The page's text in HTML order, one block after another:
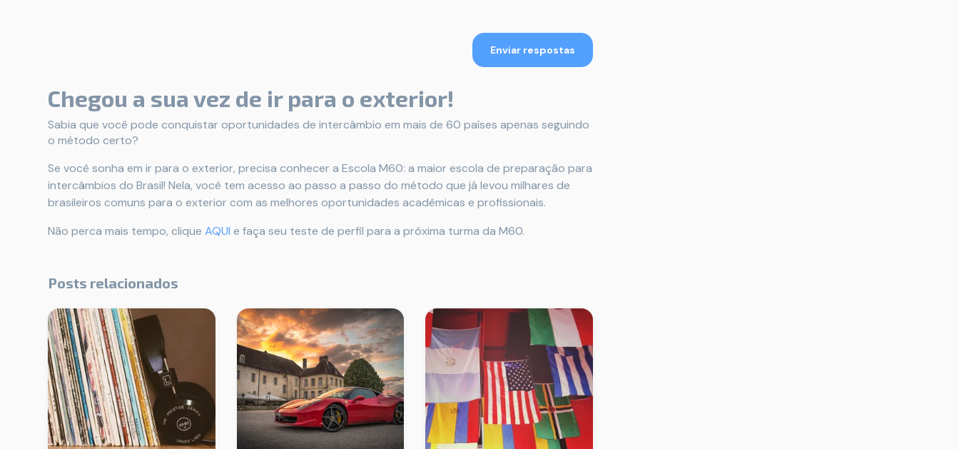
Enviar respostas
Chegou a sua vez de ir para o exterior!
Sabia que você pode conquistar oportunidades de intercâmbio em mais de 60 países apenas seguindo
o método certo?
Se você sonha em ir para o exterior, precisa conhecer a Escola M60: a maior escola de preparação para
intercâmbios do Brasil! Nela, você tem acesso ao passo a passo do método que já levou milhares de
brasileiros comuns para o exterior com as melhores oportunidades acadêmicas e profissionais.
Não perca mais tempo, clique AQUI e faça seu teste de perfil para a próxima turma da M60.
Posts relacionados